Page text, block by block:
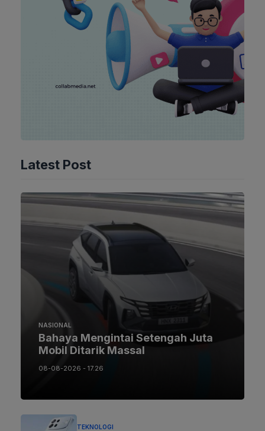
Latest Post
NASIONAL
Bahaya Mengintai Setengah Juta
Mobil Ditarik Massal
08-08-2026 - 17.26
TEKNOLOGI